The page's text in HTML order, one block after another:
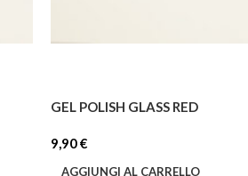
GEL POLISH GLASS RED
9,90€
AGGIUNGI AL CARRELLO